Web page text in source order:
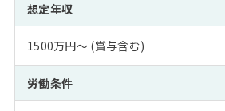
想定年収
1500万円～ (賞与含む)
労働条件